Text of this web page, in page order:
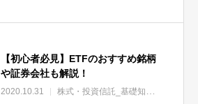
【初心者必見】ETFのおすすめ銘柄
や証券会社も解説！
2020.10.31 株式・投資信託_基礎知識